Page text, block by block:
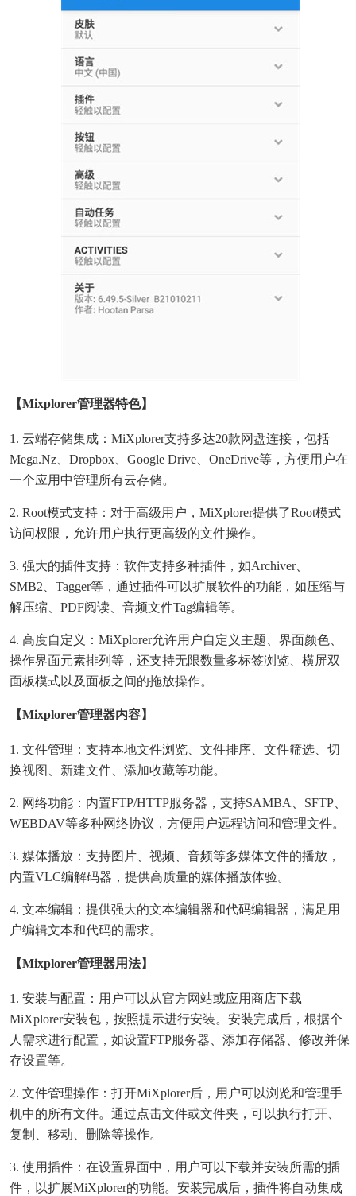
【mixplorer管理器特色】
1. 云端存储集成：MiXplorer支持多达20款网盘连接，包括
Mega.nz、Dropbox、Google Drive、OneDrive等，方便用户在
一个应用中管理所有云存储。
2. Root模式支持：对于高级用户，MiXplorer提供了Root模式
访问权限，允许用户执行更高级的文件操作。
3. 强大的插件支持：软件支持多种插件，如Archiver、
SMB2、Tagger等，通过插件可以扩展软件的功能，如压缩与
解压缩、PDF阅读、音频文件Tag编辑等。
4. 高度自定义：MiXplorer允许用户自定义主题、界面颜色、
操作界面元素排列等，还支持无限数量多标签浏览、横屏双
面板模式以及面板之间的拖放操作。
【mixplorer管理器内容】
1. 文件管理：支持本地文件浏览、文件排序、文件筛选、切
换视图、新建文件、添加收藏等功能。
2. 网络功能：内置FTP/HTTP服务器，支持SAMBA、SFTP、
WEBDAV等多种网络协议，方便用户远程访问和管理文件。
3. 媒体播放：支持图片、视频、音频等多媒体文件的播放，
内置VLC编解码器，提供高质量的媒体播放体验。
4. 文本编辑：提供强大的文本编辑器和代码编辑器，满足用
户编辑文本和代码的需求。
【mixplorer管理器用法】
1. 安装与配置：用户可以从官方网站或应用商店下载
MiXplorer安装包，按照提示进行安装。安装完成后，根据个
人需求进行配置，如设置FTP服务器、添加存储器、修改并保
存设置等。
2. 文件管理操作：打开MiXplorer后，用户可以浏览和管理手
机中的所有文件。通过点击文件或文件夹，可以执行打开、
复制、移动、删除等操作。
3. 使用插件：在设置界面中，用户可以下载并安装所需的插
件，以扩展MiXplorer的功能。安装完成后，插件将自动集成